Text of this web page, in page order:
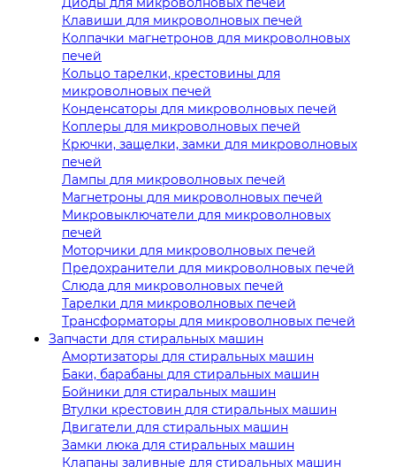
Клавиши для микроволновых печей
Колпачки магнетронов для микроволновых
печей
Кольцо тарелки, крестовины для
микроволновых печей
Конденсаторы для микроволновых печей
Коплеры для микроволновых печей
Крючки, защелки, замки для микроволновых
печей
Лампы для микроволновых печей
Магнетроны для микроволновых печей
Микровыключатели для микроволновых
печей
Моторчики для микроволновых печей
Предохранители для микроволновых печей
Слюда для микроволновых печей
Тарелки для микроволновых печей
Трансформаторы для микроволновых печей
Запчасти для стиральных машин
Амортизаторы для стиральных машин
Баки, барабаны для стиральных машин
Бойники для стиральных машин
Втулки крестовин для стиральных машин
Двигатели для стиральных машин
Замки люка для стиральных машин
Клапаны заливные для стиральных машин